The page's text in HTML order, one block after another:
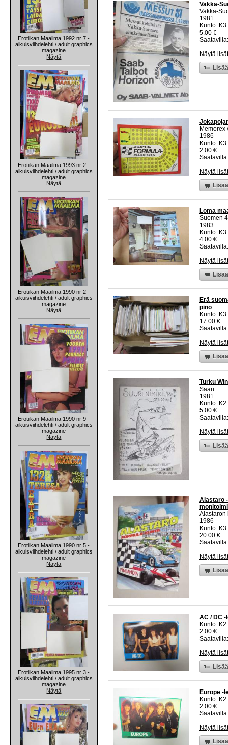
Erotiikan Maailma 1992 nr 7 -
aikuisviihdelehti / adult graphics
magazine
Näytä
Erotiikan Maailma 1993 nr 2 -
aikuisviihdelehti / adult graphics
magazine
Näytä
Erotiikan Maailma 1990 nr 2 -
aikuisviihdelehti / adult graphics
magazine
Näytä
Erotiikan Maailma 1990 nr 9 -
aikuisviihdelehti / adult graphics
magazine
Näytä
Erotiikan Maailma 1990 nr 5 -
aikuisviihdelehti / adult graphics
magazine
Näytä
Erotiikan Maailma 1995 nr 3 -
aikuisviihdelehti / adult graphics
magazine
Näytä
Vakka-
Vakka-
1981
Kunto:
5.00 €
Näytä
Memorex
1986
Kunto:
2.00 €
Näytä
Loma
Suomen
1983
Kunto:
4.00 €
Näytä
Erä
pino
Kunto:
17.00 €
Näytä
Turku
Saari
1981
Kunto:
5.00 €
Näytä
Alastaro
Alastaron
1986
Kunto:
20.00 €
Näytä
AC / DC
Kunto:
2.00 €
Näytä
Europe -
Kunto:
2.00 €
Näytä